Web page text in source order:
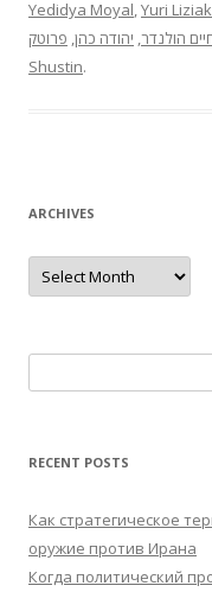
Yedidya Moyal,Yuri
הולנדר, יהודה כהן, פרוטק
Shustin.
ARCHIVES
Archives
for:
RECENT POSTS
Как стратегическое
оружие против Ирана
Когда политический